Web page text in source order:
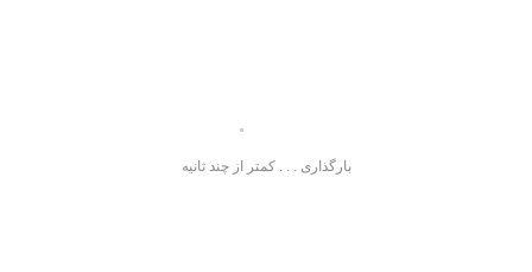
بارگذاری . . . کمتر از چند ثانیه